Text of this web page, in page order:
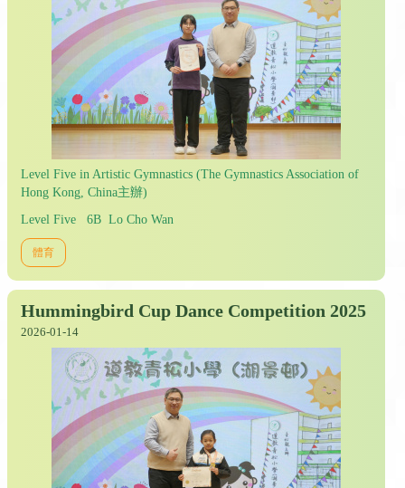
Level Five in Artistic Gymnastics (The Gymnastics Association of
Hong Kong, China主辦)
Level Five 6B Lo Cho Wan
體育
Hummingbird Cup Dance Competition 2025
2026-01-14